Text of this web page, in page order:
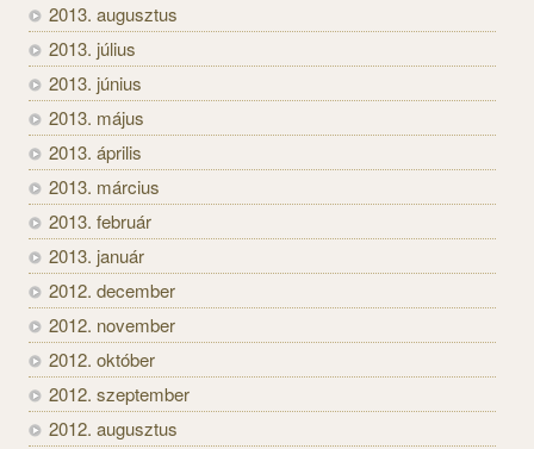
2013. augusztus
2013. július
2013. június
2013. május
2013. április
2013. március
2013. február
2013. január
2012. december
2012. november
2012. október
2012. szeptember
2012. augusztus